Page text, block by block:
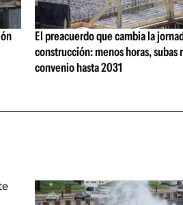
El preacuerdo que cambia la
construcción: menos horas, subas
convenio hasta 2031